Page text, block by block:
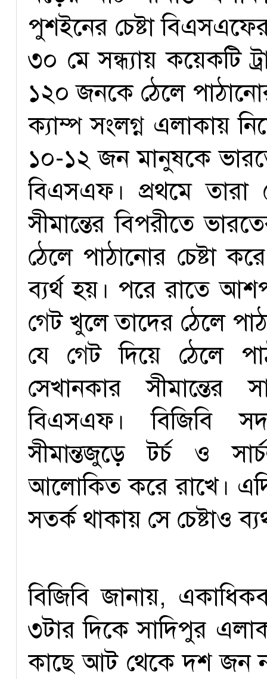
পুশইনের চেষ্টা
৩০ মে সন্ধ্যায় কয়েকটি
১২০ জনকে ঠেলে
ক্যাম্প সংলগ্ন এলাকায়
১০-১২ জন মানুষকে
বিএসএফ। প্রথমে তারা
সীমান্তের বিপরীতে
ঠেলে পাঠানোর চেষ্টা
ব্যর্থ হয়। পরে রাতে
গেট খুলে তাদের ঠেলে
যে গেট দিয়ে ঠেলে
সেখানকার সীমান্তের
বিএসএফ। বিজিবি
সীমান্তজুড়ে টর্চ ও
আলোকিত করে রাখে।
সতর্ক থাকায় সে চেষ্টাও
বিজিবি জানায়,
৩টার দিকে সাদিপুর
কাছে আট থেকে দশ জন